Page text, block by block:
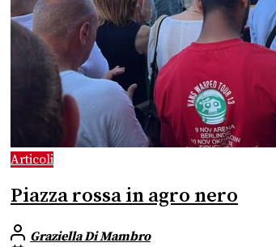
Articoli
Piazza rossa in agro nero
Graziella Di Mambro